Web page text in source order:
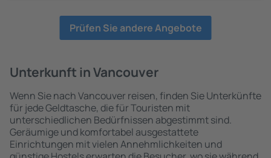
Prüfen Sie andere Angebote
Unterkunft in Vancouver
Wenn Sie nach Vancouver reisen, finden Sie Unterkünfte
für jede Geldtasche, die für Touristen mit
unterschiedlichen Bedürfnissen abgestimmt sind.
Geräumige und komfortabel ausgestattete
Einrichtungen mit vielen Annehmlichkeiten und